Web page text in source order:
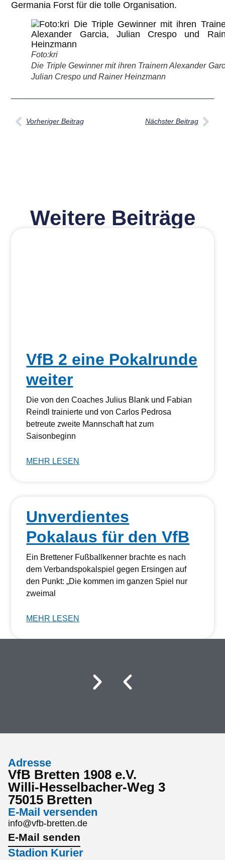
Germania Forst für die tolle Organisation.
Foto:kri
Die Triple Gewinner mit ihren Trainern Alexander
Julian Crespo und Rainer Heinzmann
Vorheriger Beitrag Nächster Beitrag
Weitere Beiträge
VfB 2 eine Pokalrunde
weiter
Die von den Coaches Julius Blank und Fabian
Reindl trainierte und von Carlos Pedrosa
betreute zweite Mannschaft hat zum
Saisonbeginn
MEHR LESEN
Unverdientes
Pokalaus für den VfB
Ein Brettener Fußballkenner brachte es nach
dem Verbandspokalspiel gegen Ersingen auf
den Punkt: „Die kommen im ganzen Spiel nur
zweimal
MEHR LESEN
Adresse
VfB Bretten 1908 e.V.
Willi-Hesselbacher-Weg 3
75015 Bretten
E-Mail versenden
info@vfb-bretten.de
E-Mail senden
Stadion Kurier